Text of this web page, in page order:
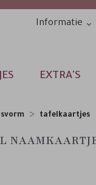
Informatie
EXTRA'S
tafelkaartjes